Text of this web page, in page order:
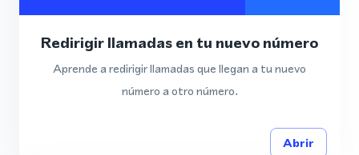
Redirigir llamadas en tu nuevo número
Aprende a redirigir llamadas que llegan a tu nuevo
número a otro número.
Abrir